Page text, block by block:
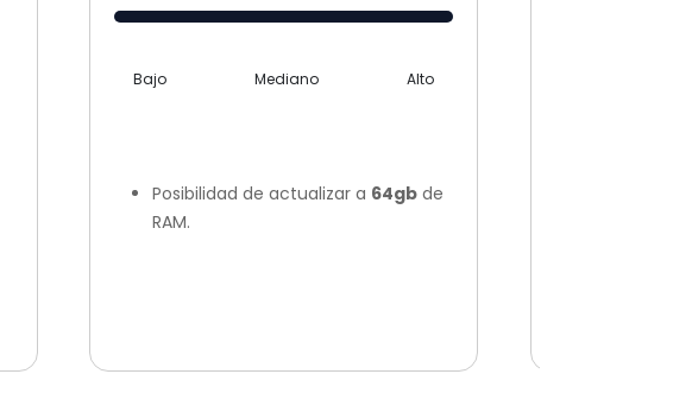
Bajo Mediano Alto
Posibilidad de actualizar a 64gb de
RAM.